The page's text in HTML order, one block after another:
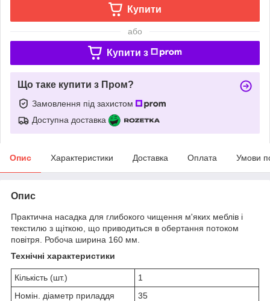
Купити
або
Купити з
Що таке купити з Пром?
Замовлення під захистом
Доступна доставка
Опис Характеристики Доставка Оплата Умови
Опис
Практична насадка для глибокого чищення м'яких меблів і
текстилю з щіткою, що приводиться в обертання потоком
повітря. Робоча ширина 160 мм.
Технічні характеристики
Кількість (шт.)
1
Номін. діаметр приладдя
35